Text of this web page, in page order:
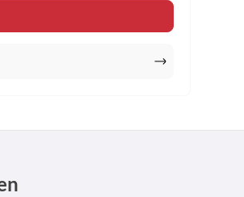
zu erhöhen oder zu
ein oder benutze die